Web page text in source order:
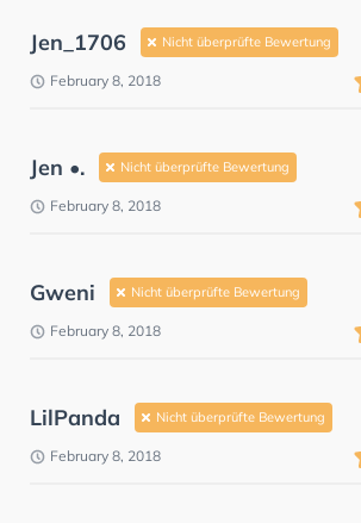
Jen_1706 Nicht überprüfte Bewertung
February 8, 2018
Jen •. Nicht überprüfte Bewertung
February 8, 2018
Gweni Nicht überprüfte Bewertung
February 8, 2018
LilPanda Nicht überprüfte Bewertung
February 8, 2018